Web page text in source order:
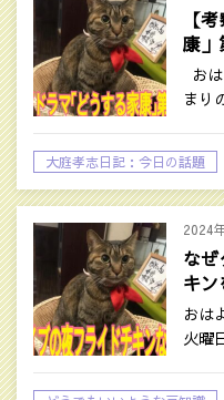
【
康」
お
まり
大庭孝志日記：今日の話題
2024
な
キン
おは
火曜